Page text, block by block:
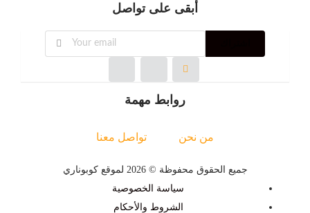
أبقى على تواصل
روابط مهمة
من نحن تواصل معنا
جميع الحقوق محفوظة © 2026 لموقع كوبوناري
سياسة الخصوصية
الشروط والأحكام